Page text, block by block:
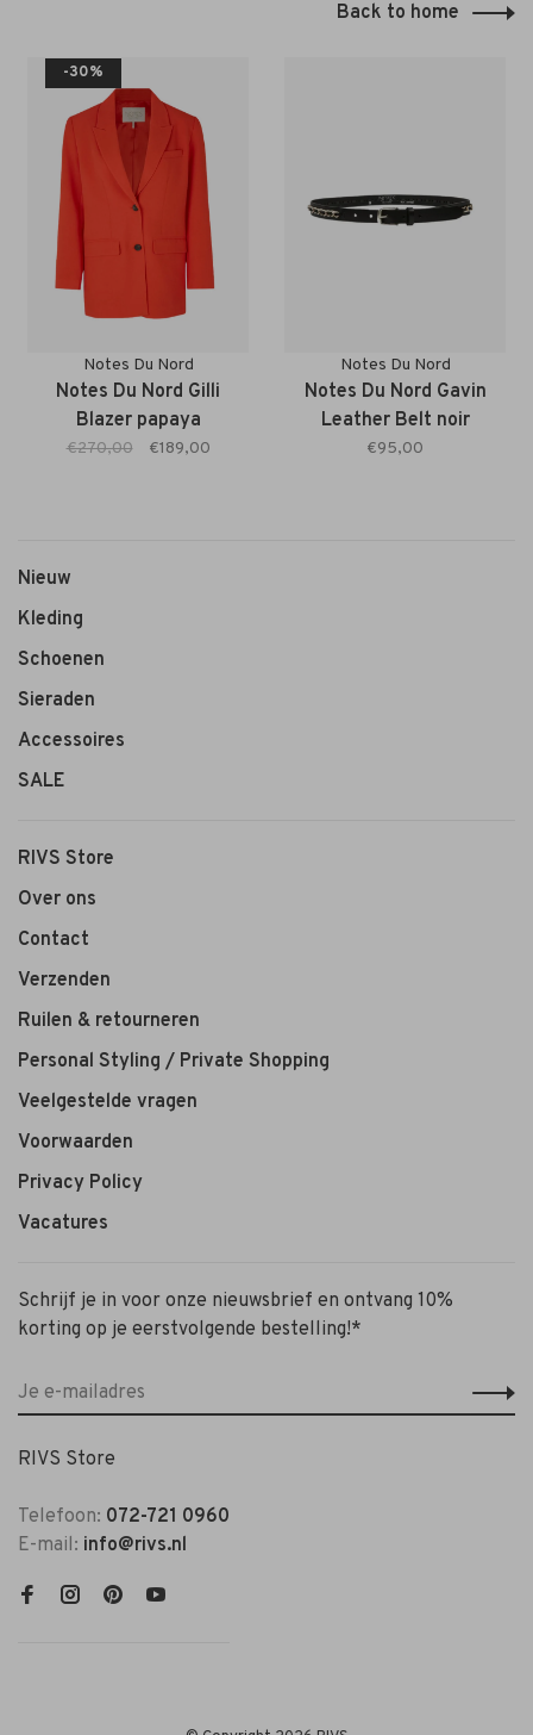
Back to home
-30%
Notes Du Nord
Notes Du Nord Gilli
Blazer papaya
€270,00 €189,00
Notes Du Nord
Notes Du Nord Gavin
Leather Belt noir
€95,00
Nieuw
Kleding
Schoenen
Sieraden
Accessoires
SALE
RIVS Store
Over ons
Contact
Verzenden
Ruilen & retourneren
Personal Styling / Private Shopping
Veelgestelde vragen
Voorwaarden
Privacy Policy
Vacatures
Schrijf je in voor onze nieuwsbrief en ontvang 10%
korting op je eerstvolgende bestelling!*
RIVS Store
Telefoon: 072-721 0960
E-mail: info@rivs.nl